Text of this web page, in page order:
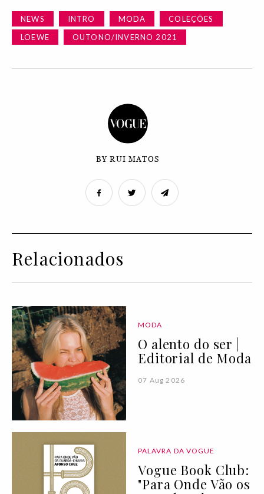
NEWS INTRO MODA
COLEÇÕES
LOEWE
OUTONO/INVERNO 2021
BY RUI MATOS
Relacionados
MODA
O alento do ser |
Editorial de Moda
07 Aug 2026
PALAVRA DA VOGUE
Vogue Book Club:
"Para Onde Vão os